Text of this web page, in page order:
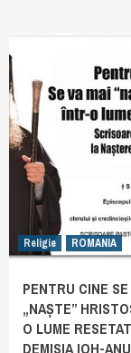
Religie ROMANIA
PENTRU CINE SE
„NAȘTE”
O LUME
DEMISIA IOH-